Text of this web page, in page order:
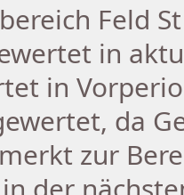
Feld
in
in
da
zur